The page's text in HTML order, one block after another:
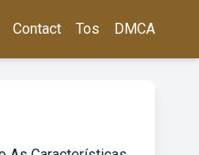
Contact Tos DMCA